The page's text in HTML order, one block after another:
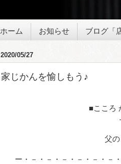
ホーム お知らせ ブログ「
2020/05/27
家じかんを愉しもう♪
■こころ
父
ー・－・－・－・－・－・－